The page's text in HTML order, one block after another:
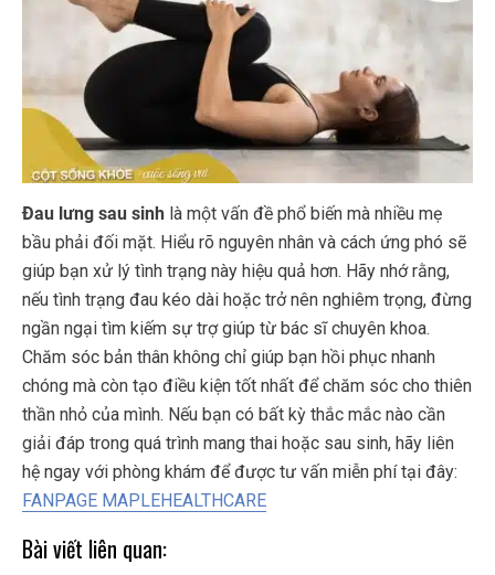
Đau lưng sau sinh là một vấn đề phổ biến mà nhiều mẹ
bầu phải đối mặt. Hiểu rõ nguyên nhân và cách ứng phó sẽ
giúp bạn xử lý tình trạng này hiệu quả hơn. Hãy nhớ rằng,
nếu tình trạng đau kéo dài hoặc trở nên nghiêm trọng, đừng
ngần ngại tìm kiếm sự trợ giúp từ bác sĩ chuyên khoa.
Chăm sóc bản thân không chỉ giúp bạn hồi phục nhanh
chóng mà còn tạo điều kiện tốt nhất để chăm sóc cho thiên
thần nhỏ của mình. Nếu bạn có bất kỳ thắc mắc nào cần
giải đáp trong quá trình mang thai hoặc sau sinh, hãy liên
hệ ngay với phòng khám để được tư vấn miễn phí tại đây:
FANPAGE MAPLEHEALTHCARE
Bài viết liên quan: